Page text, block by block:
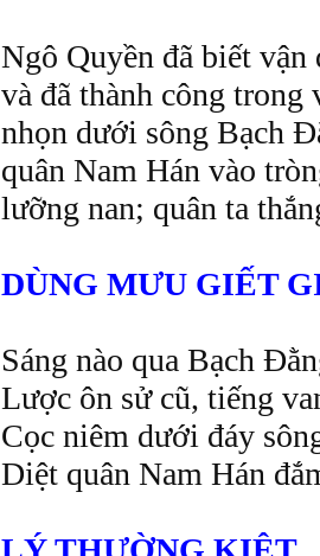
Ngô Quyền đã biết
và đã thành công trong
nhọn dưới sông Bạch
quân Nam Hán vào
lưỡng nan; quân ta
DÙNG MƯU GIẾT
Sáng nào qua Bạch
Lược ôn sử cũ, tiếng
Cọc niêm dưới đáy
Diệt quân Nam Hán